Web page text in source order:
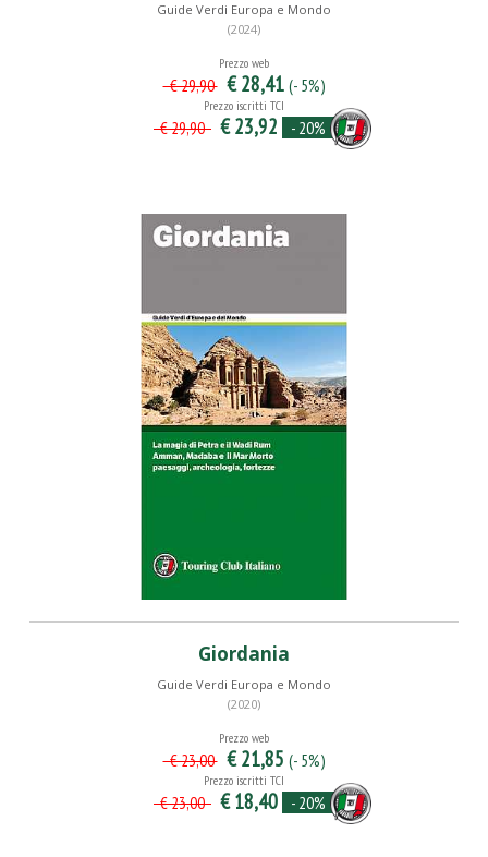
Guide Verdi Europa e Mondo
(2024)
Prezzo web
€ 29,90 € 28,41 (- 5%)
Prezzo iscritti TCI
€ 29,90 € 23,92 - 20%
Giordania
Guide Verdi Europa e Mondo
(2020)
Prezzo web
€ 23,00 € 21,85 (- 5%)
Prezzo iscritti TCI
€ 23,00 € 18,40 - 20%